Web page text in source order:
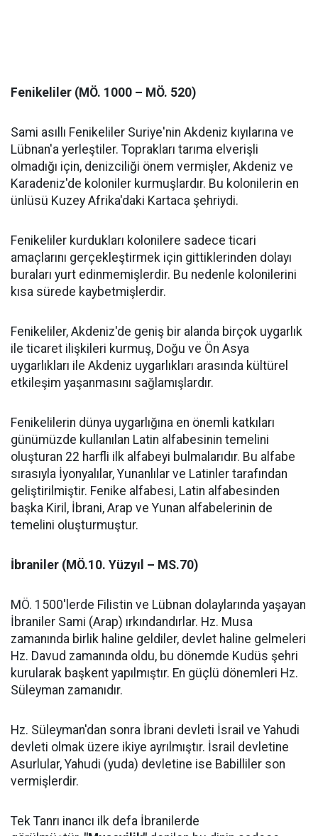
Fenikeliler (MÖ. 1000 – MÖ. 520)
Sami asıllı Fenikeliler Suriye'nin Akdeniz kıyılarına ve
Lübnan'a yerleştiler. Toprakları tarıma elverişli
olmadığı için, denizciliği önem vermişler, Akdeniz ve
Karadeniz'de koloniler kurmuşlardır. Bu kolonilerin en
ünlüsü Kuzey Afrika'daki Kartaca şehriydi.
Fenikeliler kurdukları kolonilere sadece ticari
amaçlarını gerçekleştirmek için gittiklerinden dolayı
buraları yurt edinmemişlerdir. Bu nedenle kolonilerini
kısa sürede kaybetmişlerdir.
Fenikeliler, Akdeniz'de geniş bir alanda birçok uygarlık
ile ticaret ilişkileri kurmuş, Doğu ve Ön Asya
uygarlıkları ile Akdeniz uygarlıkları arasında kültürel
etkileşim yaşanmasını sağlamışlardır.
Fenikelilerin dünya uygarlığına en önemli katkıları
günümüzde kullanılan Latin alfabesinin temelini
oluşturan 22 harfli ilk alfabeyi bulmalarıdır. Bu alfabe
sırasıyla İyonyalılar, Yunanlılar ve Latinler tarafından
geliştirilmiştir. Fenike alfabesi, Latin alfabesinden
başka Kiril, İbrani, Arap ve Yunan alfabelerinin de
temelini oluşturmuştur.
İbraniler (MÖ.10. Yüzyıl – MS.70)
MÖ. 1500'lerde Filistin ve Lübnan dolaylarında yaşayan
İbraniler Sami (Arap) ırkındandırlar. Hz. Musa
zamanında birlik haline geldiler, devlet haline gelmeleri
Hz. Davud zamanında oldu, bu dönemde Kudüs şehri
kurularak başkent yapılmıştır. En güçlü dönemleri Hz.
Süleyman zamanıdır.
Hz. Süleyman'dan sonra İbrani devleti İsrail ve Yahudi
devleti olmak üzere ikiye ayrılmıştır. İsrail devletine
Asurlular, Yahudi (yuda) devletine ise Babilliler son
vermişlerdir.
Tek Tanrı inancı ilk defa İbranilerde